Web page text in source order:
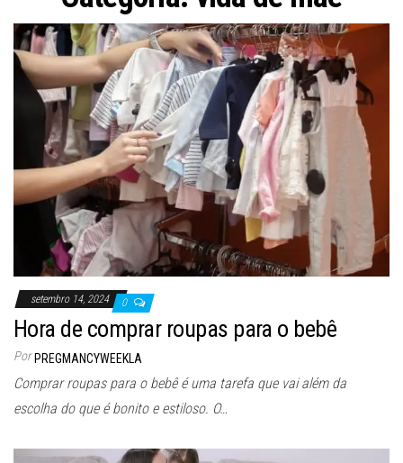
setembro 14, 2024 0
Hora de comprar roupas para o bebê
Por PREGMANCYWEEKLA
Comprar roupas para o bebê é uma tarefa que vai além da
escolha do que é bonito e estiloso. O…